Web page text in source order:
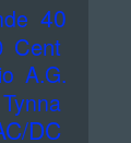
40
Cent
A.G.
DC